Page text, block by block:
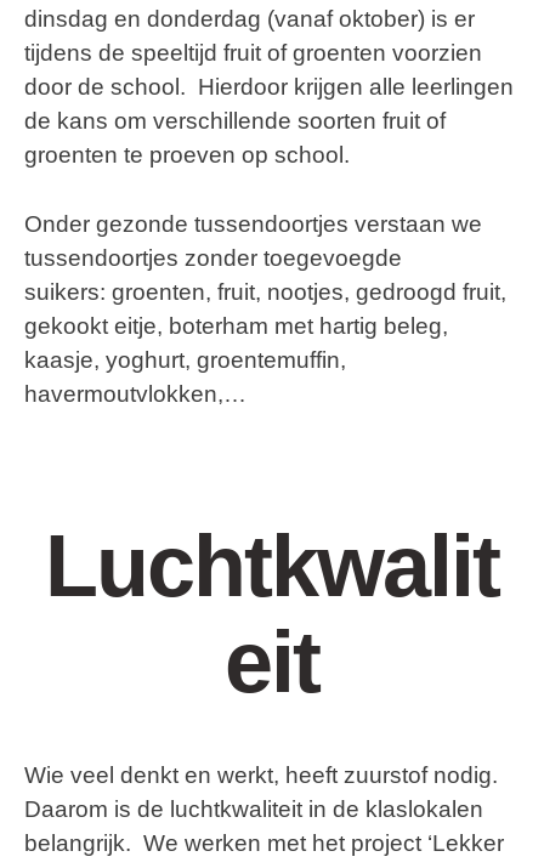
dinsdag en donderdag (vanaf oktober) is er
tijdens de speeltijd fruit of groenten voorzien
door de school. Hierdoor krijgen alle leerlingen
de kans om verschillende soorten fruit of
groenten te proeven op school.
Onder gezonde tussendoortjes verstaan we
tussendoortjes zonder toegevoegde
suikers: groenten, fruit, nootjes, gedroogd fruit,
gekookt eitje, boterham met hartig beleg,
kaasje, yoghurt, groentemuffin,
havermoutvlokken,…
Luchtkwalit
eit
Wie veel denkt en werkt, heeft zuurstof nodig.
Daarom is de luchtkwaliteit in de klaslokalen
belangrijk. We werken met het project ‘Lekker